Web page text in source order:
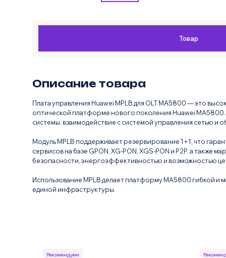
Товар
Описание товара
Плата управления Huawei MPLB для OLT MA5800 — это
оптической платформе нового поколения Huawei
системы, взаимодействие с системой управления сетью и
Модуль MPLB поддерживает резервирование 1+1, что
сервисов на базе GPON, XG-PON, XGS-PON и P2P, а
безопасности, энергоэффективностью и возможностью
Использование MPLB делает платформу MA5800 гибкой
единой инфраструктуры.
Рекомендуем